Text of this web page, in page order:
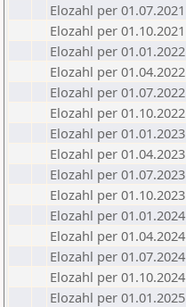
Elozahl per 01.07.2021
Elozahl per 01.10.2021
Elozahl per 01.01.2022
Elozahl per 01.04.2022
Elozahl per 01.07.2022
Elozahl per 01.10.2022
Elozahl per 01.01.2023
Elozahl per 01.04.2023
Elozahl per 01.07.2023
Elozahl per 01.10.2023
Elozahl per 01.01.2024
Elozahl per 01.04.2024
Elozahl per 01.07.2024
Elozahl per 01.10.2024
Elozahl per 01.01.2025